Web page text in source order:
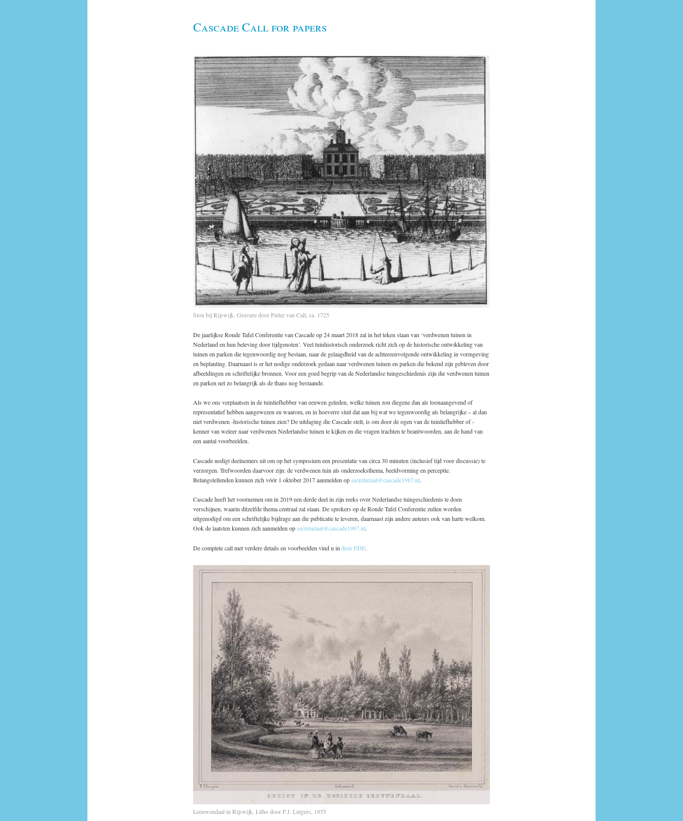
Cascade Call for papers
Sion bij Rijswijk. Gravure door Pieter van Call, ca. 1725
De jaarlijkse Ronde Tafel Conferentie van Cascade op 24 maart 2018 zal in het teken staan van ‘verdwenen tuinen in
Nederland en hun beleving door tijdgenoten’. Veel tuinhistorisch onderzoek richt zich op de historische ontwikkeling van
tuinen en parken die tegenwoordig nog bestaan, naar de gelaagdheid van de achtereenvolgende ontwikkeling in vormgeving
en beplanting. Daarnaast is er het nodige onderzoek gedaan naar verdwenen tuinen en parken die bekend zijn gebleven door
afbeeldingen en schriftelijke bronnen. Voor een goed begrip van de Nederlandse tuingeschiedenis zijn die verdwenen tuinen
en parken net zo belangrijk als de thans nog bestaande.
Als we ons verplaatsen in de tuinliefhebber van eeuwen geleden, welke tuinen zou diegene dan als toonaangevend of
representatief hebben aangewezen en waarom, en in hoeverre sluit dat aan bij wat we tegenwoordig als belangrijke – al dan
niet verdwenen -historische tuinen zien? De uitdaging die Cascade stelt, is om door de ogen van de tuinliefhebber of -
kenner van weleer naar verdwenen Nederlandse tuinen te kijken en die vragen trachten te beantwoorden, aan de hand van
een aantal voorbeelden.
Cascade nodigt deelnemers uit om op het symposium een presentatie van circa 30 minuten (inclusief tijd voor discussie) te
verzorgen. Trefwoorden daarvoor zijn: de verdwenen tuin als onderzoeksthema, beeldvorming en perceptie.
Belangstellenden kunnen zich vóór 1 oktober 2017 aanmelden opsecretariaat@cascade1987.nl.
Cascade heeft het voornemen om in 2019 een derde deel in zijn reeks over Nederlandse tuingeschiedenis te doen
verschijnen, waarin ditzelfde thema centraal zal staan. De sprekers op de Ronde Tafel Conferentie zullen worden
uitgenodigd om een schriftelijke bijdrage aan die publicatie te leveren, daarnaast zijn andere auteurs ook van harte welkom.
Ook de laatsten kunnen zich aanmelden opsecretariaat@cascade1987.nl.
De complete call met verdere details en voorbeelden vind u in deze PDF.
Leeuwendaal in Rijswijk. Litho door P.J. Lutgers, 1855